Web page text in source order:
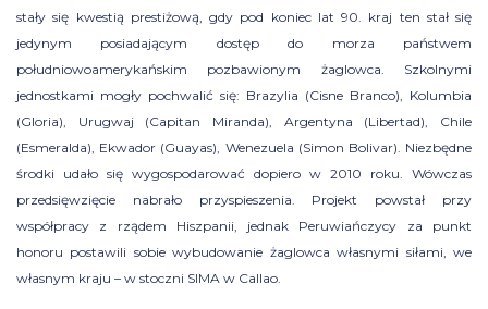
stały się kwestią prestiżową, gdy pod koniec lat 90. kraj ten stał się
jedynym posiadającym dostęp do morza państwem
południowoamerykańskim pozbawionym żaglowca. Szkolnymi
jednostkami mogły pochwalić się: Brazylia (Cisne Branco), Kolumbia
(Gloria), Urugwaj (Capitan Miranda), Argentyna (Libertad), Chile
(Esmeralda), Ekwador (Guayas), Wenezuela (Simon Bolivar). Niezbędne
środki udało się wygospodarować dopiero w 2010 roku. Wówczas
przedsięwzięcie nabrało przyspieszenia. Projekt powstał przy
współpracy z rządem Hiszpanii, jednak Peruwiańczycy za punkt
honoru postawili sobie wybudowanie żaglowca własnymi siłami, we
własnym kraju – w stoczni SIMA w Callao.